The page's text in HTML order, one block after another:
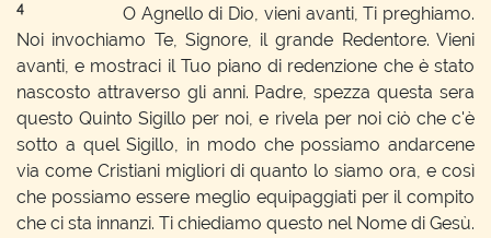
4
O Agnello di Dio, vieni avanti, Ti preghiamo.
Noi invochiamo Te, Signore, il grande Redentore. Vieni
avanti, e mostraci il Tuo piano di redenzione che è stato
nascosto attraverso gli anni. Padre, spezza questa sera
questo Quinto Sigillo per noi, e rivela per noi ciò che c'è
sotto a quel Sigillo, in modo che possiamo andarcene
via come Cristiani migliori di quanto lo siamo ora, e così
che possiamo essere meglio equipaggiati per il compito
che ci sta innanzi. Ti chiediamo questo nel Nome di Gesù.